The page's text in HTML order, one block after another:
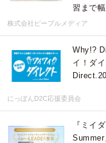
習まで
株式会社ピープルメディア
Why!?
イ！ダ
にっぽんD2C応援委員会
『ミイ
Summer